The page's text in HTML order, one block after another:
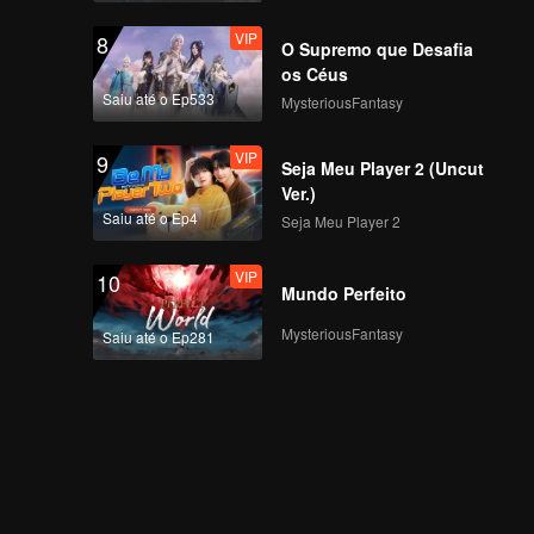
8
Saiu até o Ep533
VIP
O Supremo que Desafia
os Céus
MysteriousFantasy
9
Saiu até o Ep4
VIP
Seja Meu Player 2 (Uncut
Ver.)
Seja Meu Player 2
10
Saiu até o Ep281
VIP
Mundo Perfeito
MysteriousFantasy